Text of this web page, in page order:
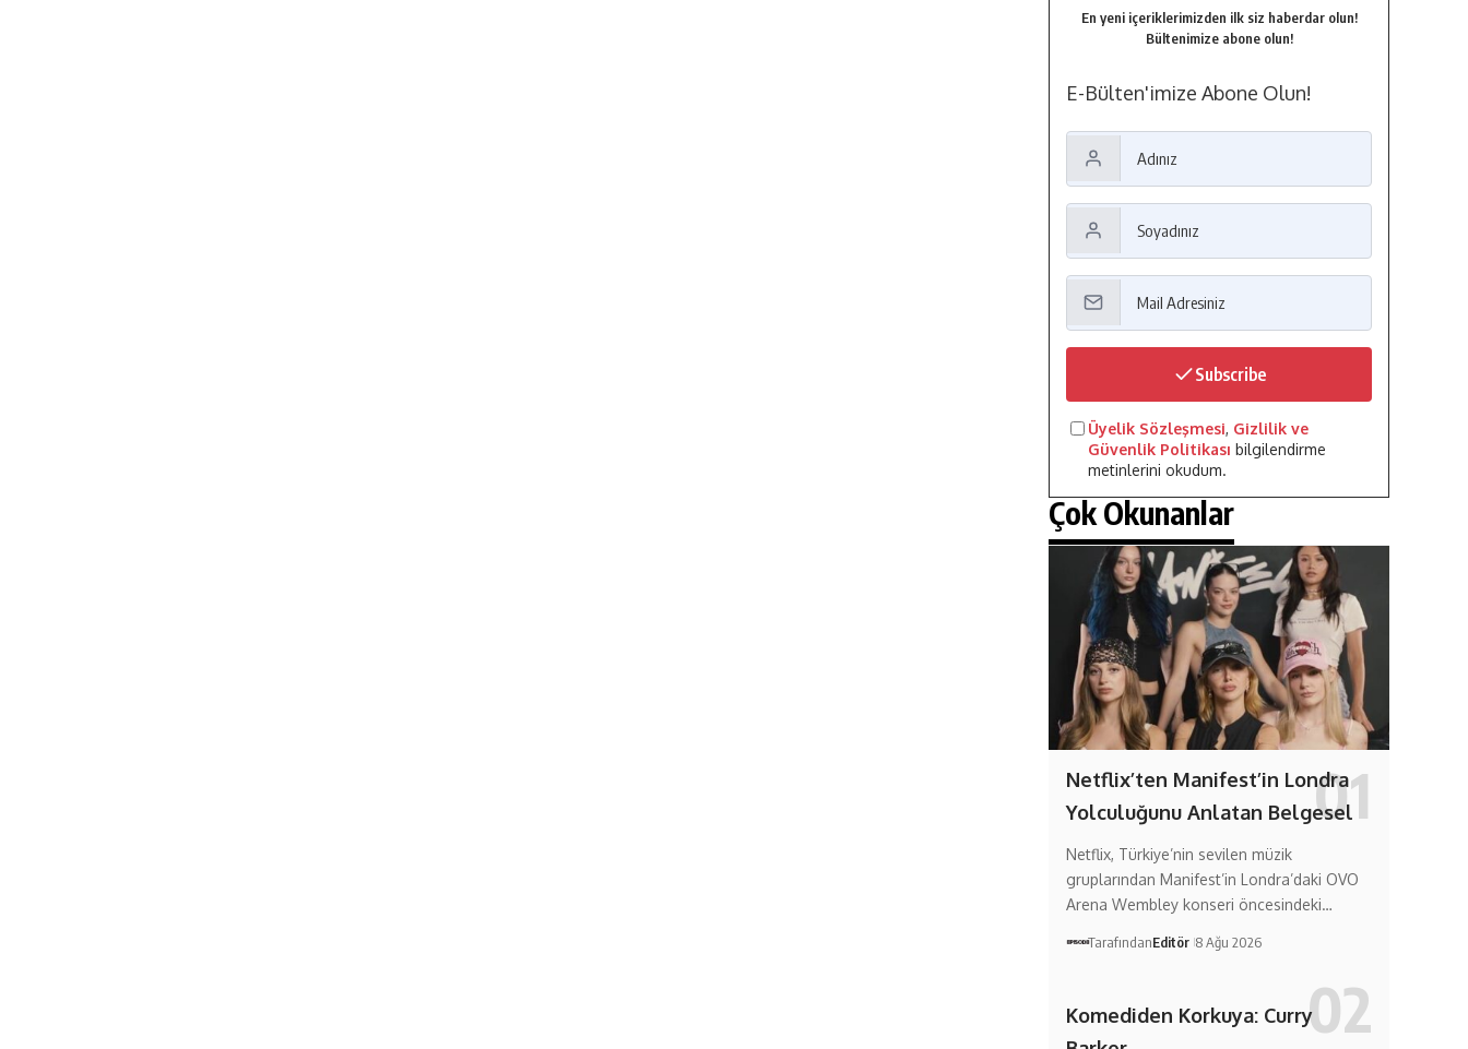
En yeni içeriklerimizden ilk siz haberdar olun!
Bültenimize abone olun!
E-Bülten'imize Abone Olun!
Subscribe
Üyelik Sözleşmesi, Gizlilik ve
Güvenlik Politikası bilgilendirme
metinlerini okudum.
Çok Okunanlar
Netflix’ten Manifest’in Londra
Yolculuğunu Anlatan Belgesel
Netflix, Türkiye’nin sevilen müzik
gruplarından Manifest’in Londra’daki OVO
Arena Wembley konseri öncesindeki…
TarafındanEditör 8 Ağu 2026
Komediden Korkuya: Curry